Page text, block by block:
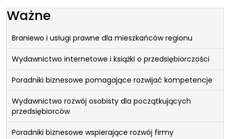
Ważne
Braniewo i usługi prawne dla mieszkańców regionu
Wydawnictwo internetowe i książki o przedsiębiorczości
Poradniki biznesowe pomagające rozwijać kompetencje
Wydawnictwo rozwój osobisty dla początkujących
przedsiębiorców
Poradniki biznesowe wspierające rozwój firmy